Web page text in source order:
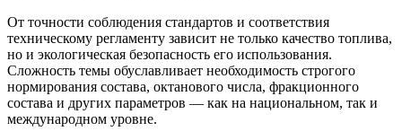
От точности соблюдения стандартов и соответствия
техническому регламенту зависит не только качество топлива,
но и экологическая безопасность его использования.
Сложность темы обуславливает необходимость строгого
нормирования состава, октанового числа, фракционного
состава и других параметров — как на национальном, так и
международном уровне.